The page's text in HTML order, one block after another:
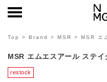
Top > Brand > MSR > MSR エ
MSR エムエスアール ステイ